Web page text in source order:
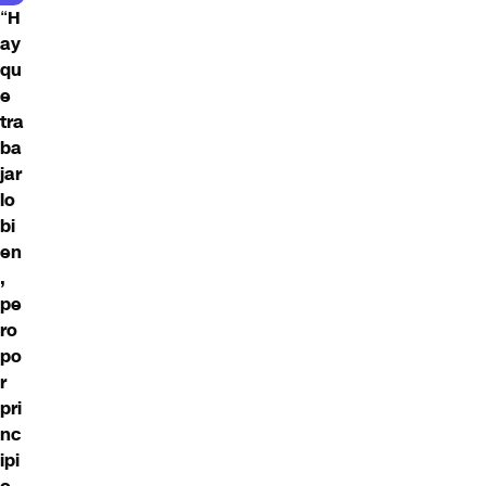
“H
ay
qu
e
tra
ba
jar
lo
bi
en
,
pe
ro
po
r
pri
nc
ipi